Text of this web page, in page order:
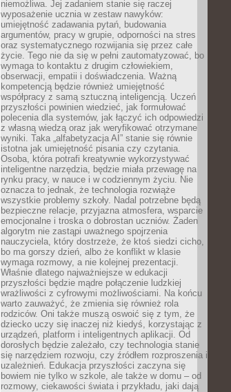
niemożliwa. Jej zadaniem stanie się raczej
wyposażenie ucznia w zestaw nawyków:
umiejętność zadawania pytań, budowania
argumentów, pracy w grupie, odporności na stres
oraz systematycznego rozwijania się przez całe
życie. Tego nie da się w pełni zautomatyzować, bo
wymaga to kontaktu z drugim człowiekiem,
obserwacji, empatii i doświadczenia. Ważną
kompetencją będzie również umiejętność
współpracy z samą sztuczną inteligencją. Uczeń
przyszłości powinien wiedzieć, jak formułować
polecenia dla systemów, jak łączyć ich odpowiedzi
z własną wiedzą oraz jak weryfikować otrzymane
wyniki. Taka „alfabetyzacja AI” stanie się równie
istotna jak umiejętność pisania czy czytania.
Osoba, która potrafi kreatywnie wykorzystywać
inteligentne narzędzia, będzie miała przewagę na
rynku pracy, w nauce i w codziennym życiu. Nie
oznacza to jednak, że technologia rozwiąże
wszystkie problemy szkoły. Nadal potrzebne będą
bezpieczne relacje, przyjazna atmosfera, wsparcie
emocjonalne i troska o dobrostan uczniów. Żaden
algorytm nie zastąpi uważnego spojrzenia
nauczyciela, który dostrzeże, że ktoś siedzi cicho,
bo ma gorszy dzień, albo że konflikt w klasie
wymaga rozmowy, a nie kolejnej prezentacji.
Właśnie dlatego najważniejsze w edukacji
przyszłości będzie mądre połączenie ludzkiej
wrażliwości z cyfrowymi możliwościami. Na końcu
warto zauważyć, że zmienia się również rola
rodziców. Oni także muszą oswoić się z tym, że
dziecko uczy się inaczej niż kiedyś, korzystając z
urządzeń, platform i inteligentnych aplikacji. Od
dorosłych będzie zależało, czy technologia stanie
się narzędziem rozwoju, czy źródłem rozproszenia i
uzależnień. Edukacja przyszłości zaczyna się
bowiem nie tylko w szkole, ale także w domu – od
rozmowy, ciekawości świata i przykładu, jaki dają